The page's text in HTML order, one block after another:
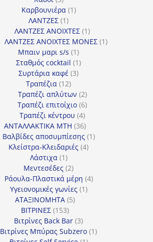
προϊόντα
Καρβουνιέρα 11
ΛΑΝΤΖΕΣ 11
προϊόν
ΛΑΝΤΖΕΣ ΑΝΟΙΧΤΕΣ 11
προϊόν
ΛΑΝΤΖΕΣ ΑΝΟΙΧΤΕΣ ΜΟΝΕΣ 11
Μπαιν μαρι s/s 11
προϊόν
Σταθμός cocktail 11
Συρτάρια καφέ 33
Τραπέζια 1212
προϊόντα
Τραπέζι απλύτων 22
προϊόντα
Τραπέζι επιτοίχιο 66
προϊόντα
Τραπέζι κέντρου 44
προϊόντα
ΑΝΤΑΛΛΑΚΤΙΚΑ MTH 3636
προϊόντα
Βαλβίδες αποσυμπίεσης 11
Κλείστρα-Κλειδαριές 44
Λάστιχα 11
προϊόν
Μεντεσέδες 22
προϊόντα
Ράουλα-Πλαστικά μέρη 44
Υγειονομικές γωνίες 11
ΑΤΑΞΙΝΟΜΗΤΑ 55
ΒΙΤΡΙΝΕΣ 153153
προϊόντα
Βιτρίνες Back Bar 33
προϊόντα
Βιτρίνες Mπύρας Subzero 11